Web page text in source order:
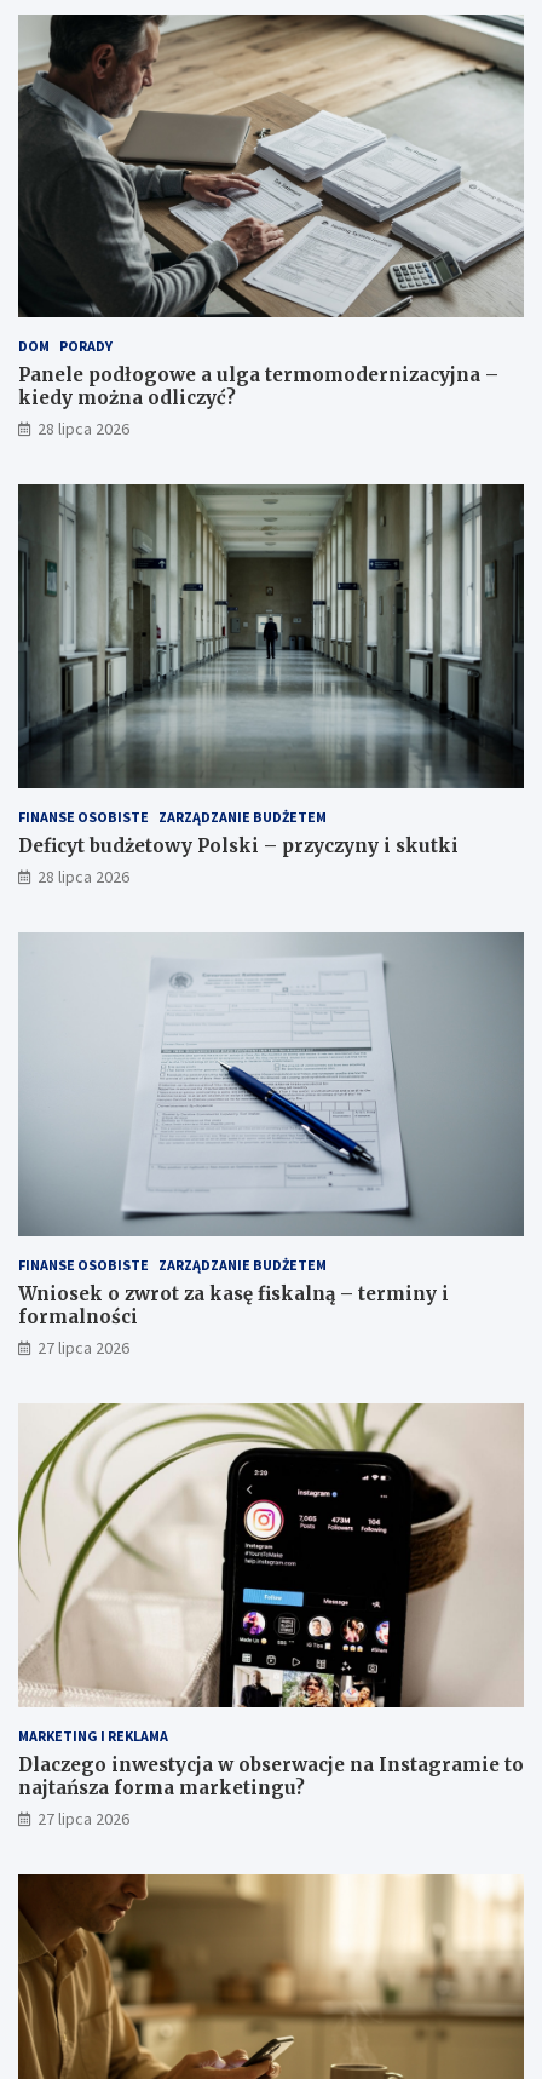
DOM PORADY
Panele podłogowe a ulga termomodernizacyjna –
kiedy można odliczyć?
28 lipca 2026
FINANSE OSOBISTE ZARZĄDZANIE BUDŻETEM
Deficyt budżetowy Polski – przyczyny i skutki
28 lipca 2026
FINANSE OSOBISTE ZARZĄDZANIE BUDŻETEM
Wniosek o zwrot za kasę fiskalną – terminy i
formalności
27 lipca 2026
MARKETING I REKLAMA
Dlaczego inwestycja w obserwacje na Instagramie to
najtańsza forma marketingu?
27 lipca 2026